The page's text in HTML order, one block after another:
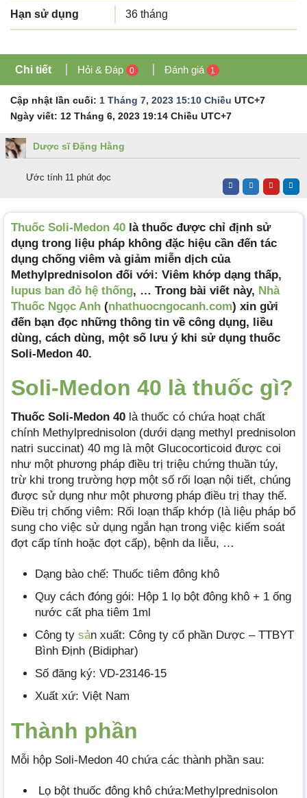
Hạn sử dụng 36 tháng
Chi tiết Hỏi & Đáp 0 Đánh giá 1
Cập nhật lần cuối: 1 Tháng 7, 2023 15:10 Chiều UTC+7
Ngày viết: 12 Tháng 6, 2023 19:14 Chiều UTC+7
Dược sĩ Đặng Hằng
Ước tính 11 phút đọc
Thuốc Soli-Medon 40 là thuốc được chỉ định sử
dụng trong liệu pháp không đặc hiệu cần đến tác
dụng chống viêm và giảm miễn dịch của
Methylprednisolon đối với: Viêm khớp dạng thấp,
lupus ban đỏ hệ thống, … Trong bài viết này, Nhà
Thuốc Ngọc Anh (nhathuocngocanh.com) xin gửi
đến bạn đọc những thông tin về công dụng, liều
dùng, cách dùng, một số lưu ý khi sử dụng thuốc
Soli-Medon 40.
Soli-Medon 40 là thuốc gì?
Thuốc Soli-Medon 40 là thuốc có chứa hoạt chất
chính Methylprednisolon (dưới dạng methyl prednisolon
natri succinat) 40 mg là một Glucocorticoid được coi
như một phương pháp điều trị triệu chứng thuần túy,
trừ khi trong trường hợp một số rối loạn nội tiết, chúng
được sử dụng như một phương pháp điều trị thay thế.
Điều trị chống viêm: Rối loạn thấp khớp (là liệu pháp bổ
sung cho việc sử dụng ngắn hạn trong việc kiểm soát
đợt cấp tính hoặc đợt cấp), bệnh da liễu, …
Dạng bào chế: Thuốc tiêm đông khô
Quy cách đóng gói: Hộp 1 lọ bột đông khô + 1 ống
nước cất pha tiêm 1ml
Công ty sản xuất: Công ty cổ phần Dược – TTBYT
Bình Định (Bidiphar)
Số đăng ký: VD-23146-15
Xuất xứ: Việt Nam
Thành phần
Mỗi hộp Soli-Medon 40 chứa các thành phần sau:
Lọ bột thuốc đông khô chứa:Methylprednisolon